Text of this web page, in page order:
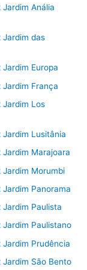
Anália
Jardim das
Europa
França
Jardim Los
Lusitânia
Marajoara
Morumbi
Panorama
Paulista
Paulistano
Prudência
São Bento